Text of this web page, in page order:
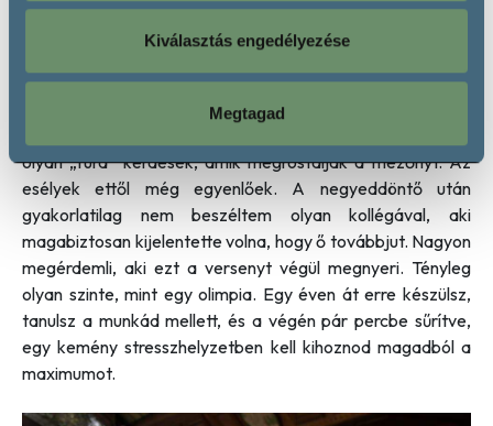
Kiválasztás engedélyezése
Megtagad
került a poharakba. A 2023-as, az Európa-bajnokságra
kvalifikáló magyar válogató színvonalas és aktuális volt, de
egyszerűen képtelenség tartani a lépést az ASI-val.
Mindez egyébként érthető: a sok felkészült indulóból végül
olyan „fura” kérdések, amik megrostálják a mezőnyt. Az
esélyek ettől még egyenlőek. A negyeddöntő után
gyakorlatilag nem beszéltem olyan kollégával, aki
magabiztosan kijelentette volna, hogy ő továbbjut. Nagyon
megérdemli, aki ezt a versenyt végül megnyeri. Tényleg
olyan szinte, mint egy olimpia. Egy éven át erre készülsz,
tanulsz a munkád mellett, és a végén pár percbe sűrítve,
egy kemény stresszhelyzetben kell kihoznod magadból a
maximumot.